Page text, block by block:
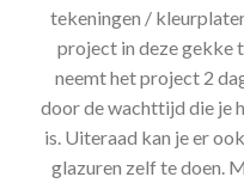
tekeningen /
project in deze gekke
neemt het project 2
door de wachttijd die je
is. Uiteraad kan je er
glazuren zelf te doen.